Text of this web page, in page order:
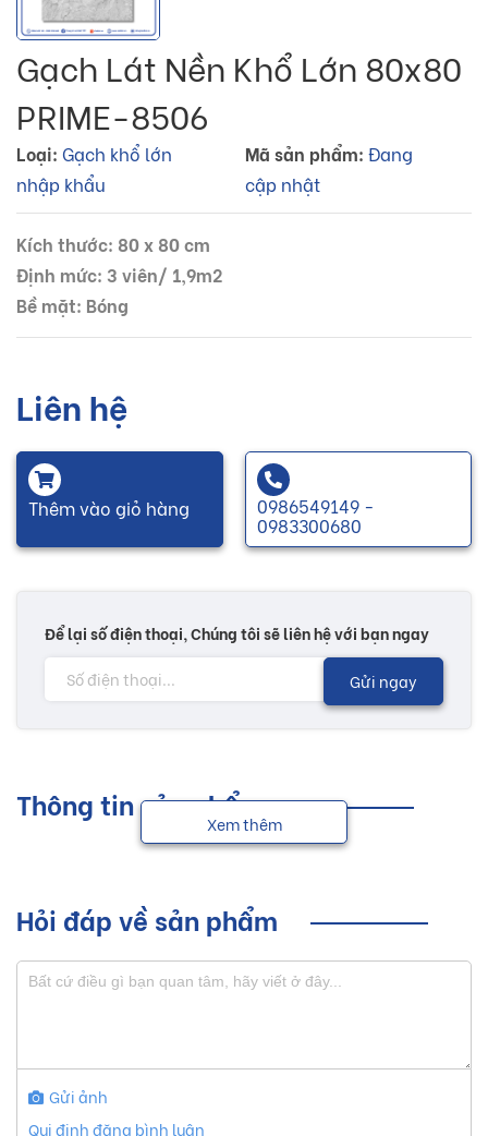
Gạch Lát Nền Khổ Lớn 80x80
PRIME-8506
Loại: Gạch khổ lớn
nhập khẩu
Mã sản phẩm: Đang
cập nhật
Kích thước: 80 x 80 cm
Định mức: 3 viên/ 1,9m2
Bề mặt: Bóng
Liên hệ
Thêm vào giỏ hàng 0986549149 -
0983300680
Để lại số điện thoại, Chúng tôi sẽ liên hệ với bạn ngay
Gửi ngay
Thông tin sản phẩm
Xem thêm
Hỏi đáp về sản phẩm
Gửi ảnh
Qui định đăng bình luận